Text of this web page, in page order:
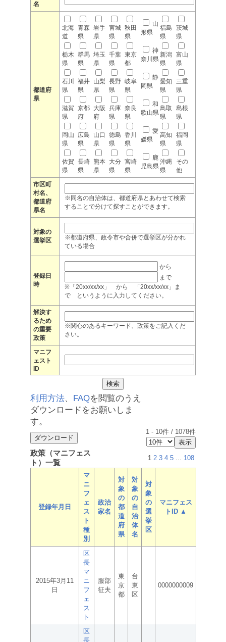
名
都道府
県
北海
道
青森
県
岩手
県
宮城
県
秋田
県
山
形県
福島
県
茨城
県
栃木
県
群馬
県
埼玉
県
千葉
県
東京
都
神
奈川県
新潟
県
富山
県
石川
県
福井
県
山梨
県
長野
県
岐阜
県
静
岡県
愛知
県
三重
県
滋賀
県
京都
府
大阪
府
兵庫
県
奈良
県
和
歌山県
鳥取
県
島根
県
岡山
県
広島
県
山口
県
徳島
県
香川
県
愛
媛県
高知
県
福岡
県
佐賀
県
長崎
県
熊本
県
大分
県
宮崎
県
鹿
児島県
沖縄
県
その
他
市区町
村名、
都道府
県名
※同名の自治体は、都道府県とあわせて検索
することで分けて探すことができます。
対象の
選挙区
※都道府県、政令市や合併で選挙区が分かれ
ている場合
登録日
時
から
まで
※「20xx/xx/xx」 から 「20xx/xx/xx」ま
で というように入力してください。
解決す
るため
の重要
政策
※関心のあるキーワード、政策をご記入くだ
さい。
マニフ
ェスト
ID
利用方法、 FAQを閲覧のうえ
ダウンロードをお願いしま
す。
1 - 10件 / 1078件
政策（マニフェス
ト）一覧
1 2 3 4 5 ... 108
登録年月日
マ
ニ
フ
ェ
ス
ト
種
別
政治
家名
対
象
の
都
道
府
県
対
象
の
自
治
体
名
対
象
の
選
挙
区
マニフェス
トID ▲
2015年3月11
日
区
長
マ
ニ
フ
ェ
ス
ト
服部
征夫
東
京
都
台
東
区
0000000009
区
長